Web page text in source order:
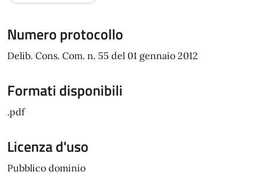
Numero protocollo
Delib. Cons. Com. n. 55 del 01 gennaio 2012
Formati disponibili
.pdf
Licenza d'uso
Pubblico dominio